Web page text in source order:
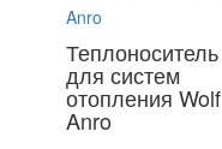
Теплоноситель
для систем
отопления Wolf
Anro